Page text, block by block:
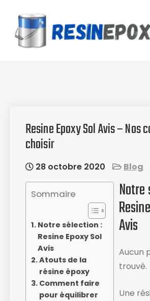
content
Resine Epoxy Sol Avis – Nos
choisir
28 octobre 2020 Blog
Sommaire
Notre sélection :
Resine Epoxy Sol
Avis
Atouts de la
résine époxy
Comment faire
pour équilibrer
Avis
Aucun
trouvé.
Une